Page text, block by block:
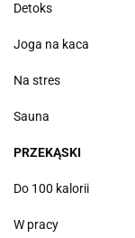
Detoks
Joga na kaca
Na stres
Sauna
PRZEKĄSKI
Do 100 kalorii
W pracy